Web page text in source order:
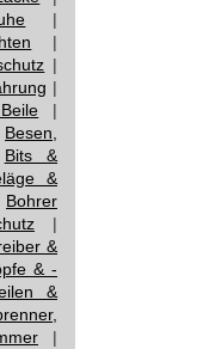
|
|
|
|
|
Besen,
Bits &
&
Bohrer
|
&
& -
&
|